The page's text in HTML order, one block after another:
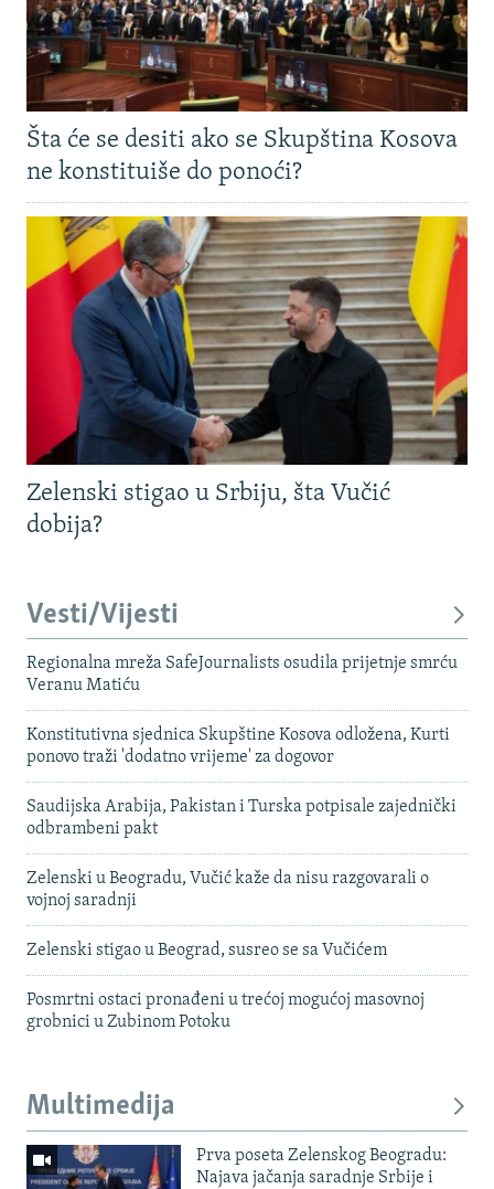
Šta će se desiti ako se Skupština Kosova
ne konstituiše do ponoći?
Zelenski stigao u Srbiju, šta Vučić
dobija?
Vesti/Vijesti
Regionalna mreža SafeJournalists osudila prijetnje smrću
Veranu Matiću
Konstitutivna sjednica Skupštine Kosova odložena, Kurti
ponovo traži 'dodatno vrijeme' za dogovor
Saudijska Arabija, Pakistan i Turska potpisale zajednički
odbrambeni pakt
Zelenski u Beogradu, Vučić kaže da nisu razgovarali o
vojnoj saradnji
Zelenski stigao u Beograd, susreo se sa Vučićem
Posmrtni ostaci pronađeni u trećoj mogućoj masovnoj
grobnici u Zubinom Potoku
Multimedija
Prva poseta Zelenskog Beogradu:
Najava jačanja saradnje Srbije i